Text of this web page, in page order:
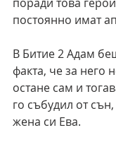
постоянно имат
В Битие 2 Адам
факта, че за него
остане сам и
го събудил от
жена си Ева.